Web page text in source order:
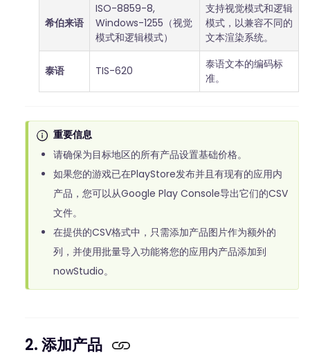
希伯来语
ISO-8859-8,
Windows-1255（视觉
模式和逻辑模式）
支持视觉模式和逻辑
模式，以兼容不同的
文本渲染系统。
泰语 TIS-620
泰语文本的编码标
准。
重要信息
请确保为目标地区的所有产品设置基础价格。
如果您的游戏已在PlayStore发布并且有现有的应用内
产品，您可以从Google Play Console导出它们的CSV
文件。
在提供的CSV格式中，只需添加产品图片作为额外的
列，并使用批量导入功能将您的应用内产品添加到
nowStudio。
2. 添加产品